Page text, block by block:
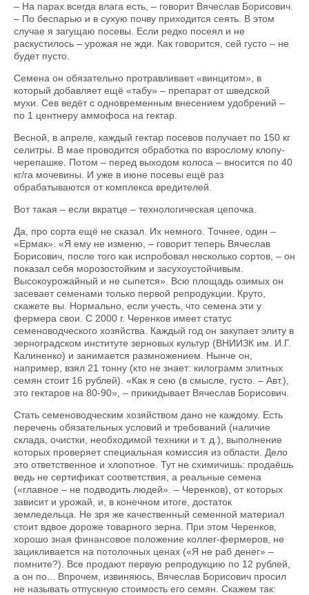
– На парах всегда влага есть, – говорит Вячеслав Борисович.
– По беспарью и в сухую почву приходится сеять. В этом
случае я загущаю посевы. Если редко посеял и не
раскустилось – урожая не жди. Как говорится, сей густо – не
будет пусто.
Семена он обязательно протравливает «винцитом», в
который добавляет ещё «табу» – препарат от шведской
мухи. Сев ведёт с одновременным внесением удобрений –
по 1 центнеру аммофоса на гектар.
Весной, в апреле, каждый гектар посевов получает по 150 кг
селитры. В мае проводится обработка по взрослому клопу-
черепашке. Потом – перед выходом колоса – вносится по 40
кг/га мочевины. И уже в июне посевы ещё раз
обрабатываются от комплекса вредителей.
Вот такая – если вкратце – технологическая цепочка.
Да, про сорта ещё не сказал. Их немного. Точнее, один –
«Ермак». «Я ему не изменю, – говорит теперь Вячеслав
Борисович, после того как испробовал несколько сортов, – он
показал себя морозостойким и засухоустойчивым.
Высокоурожайный и не сыпется». Всю площадь озимых он
засевает семенами только первой репродукции. Круто,
скажете вы. Нормально, если учесть, что семена эти у
фермера свои. С 2000 г. Черенков имеет статус
семеноводческого хозяйства. Каждый год он закупает элиту в
зерноградском институте зерновых культур (ВНИИЗК им. И.Г.
Калиненко) и занимается размножением. Нынче он,
например, взял 21 тонну (кто не знает: килограмм элитных
семян стоит 16 рублей). «Как я сею (в смысле, густо. – Авт.),
это гектаров на 80-90», – прикидывает Вячеслав Борисович.
Стать семеноводческим хозяйством дано не каждому. Есть
перечень обязательных условий и требований (наличие
склада, очистки, необходимой техники и т. д.), выполнение
которых проверяет специальная комиссия из области. Дело
это ответственное и хлопотное. Тут не схимичишь: продаёшь
ведь не сертификат соответствия, а реальные семена
(«главное – не подводить людей». – Черенков), от которых
зависит и урожай, и, в конечном итоге, достаток
земледельца. Не зря же качественный семенной материал
стоит вдвое дороже товарного зерна. При этом Черенков,
хорошо зная финансовое положение коллег-фермеров, не
зацикливается на потолочных ценах («Я не раб денег» –
помните?). Все продают первую репродукцию по 12 рублей,
а он по... Впрочем, извиняюсь, Вячеслав Борисович просил
не называть отпускную стоимость его семян. Скажем так: